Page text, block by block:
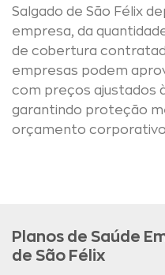
Salgado de São Félix
empresa, da
de cobertura
empresas podem
com preços ajustados
garantindo proteção
orçamento
Planos de Saúde
de São Félix